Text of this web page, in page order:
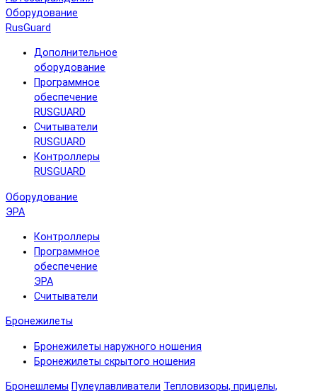
Оборудование
RusGuard
Дополнительное
оборудование
Программное
обеспечение
RUSGUARD
Считыватели
RUSGUARD
Контроллеры
RUSGUARD
Оборудование
ЭРА
Контроллеры
Программное
обеспечение
ЭРА
Считыватели
Бронежилеты
Бронежилеты наружного ношения
Бронежилеты скрытого ношения
Бронешлемы Пулеулавливатели Тепловизоры, прицелы,